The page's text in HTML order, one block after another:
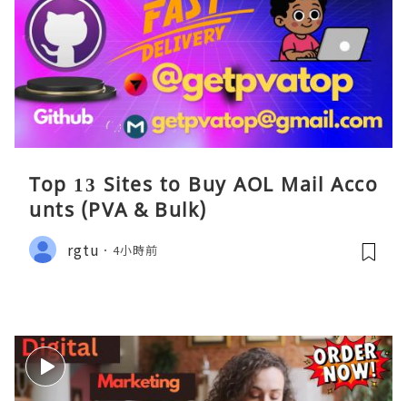
Top 13 Sites to Buy AOL Mail Acco
unts (PVA & Bulk)
rgtu 4小時前